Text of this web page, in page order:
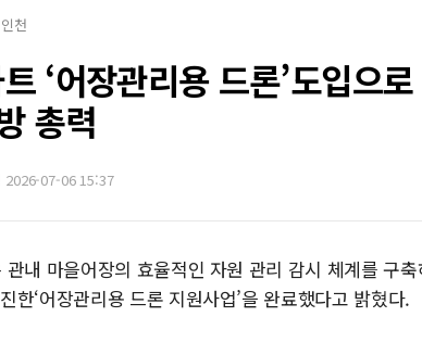
인천
‘어장관리용 드론’도입으
총력
2026-07-06 15:37
내 마을어장의 효율적인 자원 관리 감시 체계를 구
한‘어장관리용 드론 지원사업’을 완료했다고 밝혔다.